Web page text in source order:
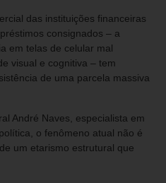
das instituições financeiras
consignados – a
em telas de celular mal
visual e cognitiva – tem
de uma parcela massiva
André Naves, especialista em
o fenômeno atual não é
um etarismo estrutural que